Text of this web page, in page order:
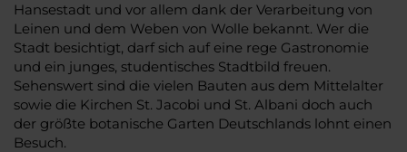
Hansestadt und vor allem dank der Verarbeitung von
Leinen und dem Weben von Wolle bekannt. Wer die
Stadt besichtigt, darf sich auf eine rege Gastronomie
und ein junges, studentisches Stadtbild freuen.
Sehenswert sind die vielen Bauten aus dem Mittelalter
sowie die Kirchen St. Jacobi und St. Albani doch auch
der größte botanische Garten Deutschlands lohnt einen
Besuch.